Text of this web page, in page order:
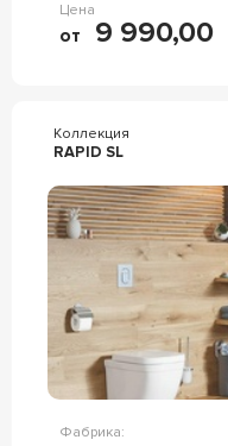
Цена
от 9 990,00
Коллекция
RAPID SL
Фабрика: